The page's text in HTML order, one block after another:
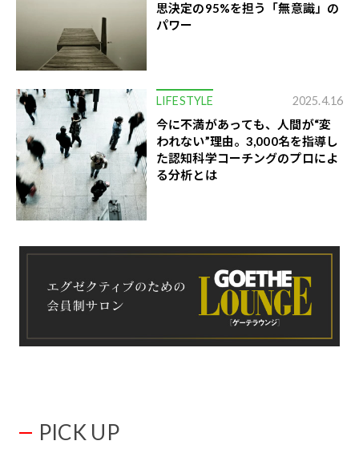
思決定の95%を担う「無意識」の
パワー
LIFESTYLE 2025.4.16
今に不満があっても、人間が“変
われない”理由。3,000名を指導し
た認知科学コーチングのプロによ
る分析とは
PICK UP